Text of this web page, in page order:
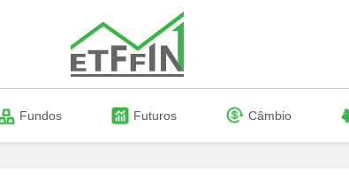
Fundos Futuros Câmbio